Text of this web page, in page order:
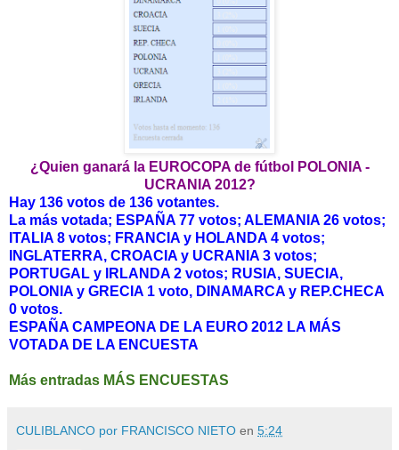
¿Quien ganará la EUROCOPA de fútbol POLONIA -
UCRANIA 2012?
Hay 136 votos de 136 votantes.
La más votada; ESPAÑA 77 votos; ALEMANIA 26 votos;
ITALIA 8 votos; FRANCIA y HOLANDA 4 votos;
INGLATERRA, CROACIA y UCRANIA 3 votos;
PORTUGAL y IRLANDA 2 votos; RUSIA, SUECIA,
POLONIA y GRECIA 1 voto, DINAMARCA y REP.CHECA
0 votos.
ESPAÑA CAMPEONA DE LA EURO 2012 LA MÁS
VOTADA DE LA ENCUESTA
Más entradas MÁS ENCUESTAS
CULIBLANCO por FRANCISCO NIETO en 5:24